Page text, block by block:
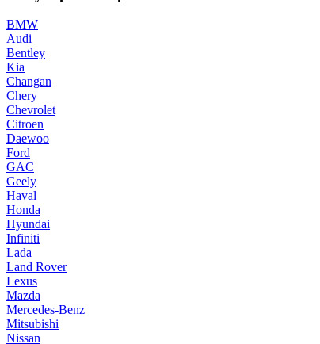
BMW
Audi
Bentley
Kia
Changan
Chery
Chevrolet
Citroen
Daewoo
Ford
GAC
Geely
Haval
Honda
Hyundai
Infiniti
Lada
Land Rover
Lexus
Mazda
Mercedes-Benz
Mitsubishi
Nissan